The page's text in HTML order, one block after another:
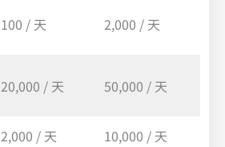
100 / 天 2,000 / 天
20,000 / 天 50,000 / 天
2,000 / 天
10,000 / 天